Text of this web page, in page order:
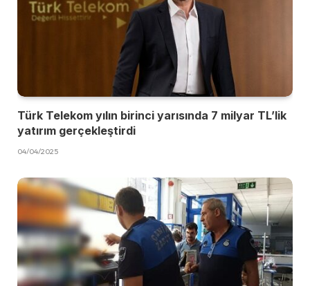
Türk Telekom yılın birinci yarısında 7 milyar TL’lik
yatırım gerçekleştirdi
04/04/2025